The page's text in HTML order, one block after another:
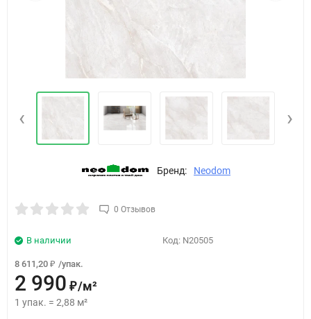
‹ ›
Бренд: Neodom
0 Отзывов
Код: N20505
В наличии
8 611,20 ₽ /упак.
2 990 ₽/м²
1 упак. = 2,88 м²